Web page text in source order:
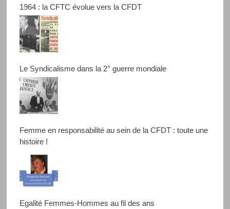
1964 : la CFTC évolue vers la CFDT
Le Syndicalisme dans la 2° guerre mondiale
Femme en responsabilité au sein de la CFDT : toute une
histoire !
Egalité Femmes-Hommes au fil des ans